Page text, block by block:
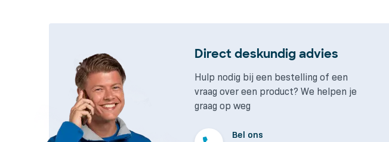
Direct deskundig advies
Hulp nodig bij een bestelling of een
vraag over een product? We helpen je
graag op weg
Bel ons